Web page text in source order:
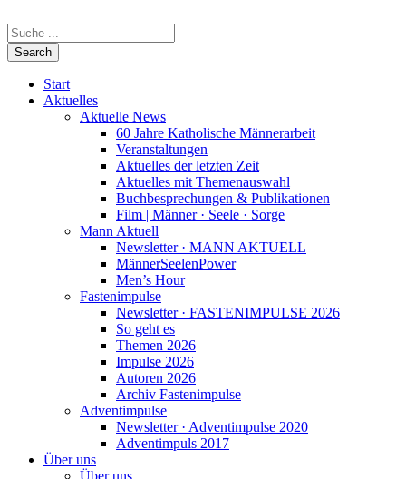
Start
Aktuelles
Aktuelle News
60 Jahre Katholische Männerarbeit
Veranstaltungen
Aktuelles der letzten Zeit
Aktuelles mit Themenauswahl
Buchbesprechungen & Publikationen
Film | Männer · Seele · Sorge
Mann Aktuell
Newsletter · MANN AKTUELL
MännerSeelenPower
Men’s Hour
Fastenimpulse
Newsletter · FASTENIMPULSE 2026
So geht es
Themen 2026
Impulse 2026
Autoren 2026
Archiv Fastenimpulse
Adventimpulse
Newsletter · Adventimpulse 2020
Adventimpuls 2017
Über uns
Über uns